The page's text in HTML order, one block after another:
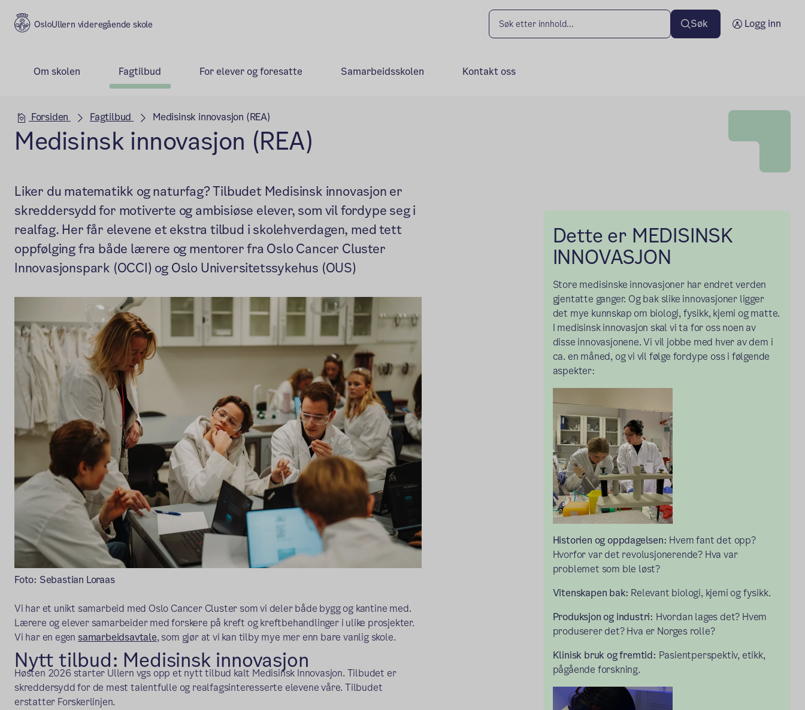
Ullern videregående skole Søk Logg inn
Om skolen Fagtilbud For elever og foresatte Samarbeidsskolen Kontakt oss
Hovedseksjon
Forsiden Fagtilbud Medisinsk innovasjon (REA)
Medisinsk innovasjon (REA)
Liker du matematikk og naturfag? Tilbudet Medisinsk innovasjon er
skreddersydd for motiverte og ambisiøse elever, som vil fordype seg i
realfag. Her får elevene et ekstra tilbud i skolehverdagen, med tett
oppfølging fra både lærere og mentorer fra Oslo Cancer Cluster
Innovasjonspark (OCCI) og Oslo Universitetssykehus (OUS)
Foto: Sebastian Loraas
Vi har et unikt samarbeid med Oslo Cancer Cluster som vi deler både bygg og kantine med.
Lærere og elever samarbeider med forskere på kreft og kreftbehandlinger i ulike prosjekter.
Vi har en egen samarbeidsavtale, som gjør at vi kan tilby mye mer enn bare vanlig skole.
Nytt tilbud: Medisinsk innovasjon
Høsten 2026 starter Ullern vgs opp et nytt tilbud kalt Medisinsk Innovasjon. Tilbudet er
skreddersydd for de mest talentfulle og realfagsinteresserte elevene våre. Tilbudet
erstatter Forskerlinjen.
Dette er MEDISINSK
INNOVASJON
Store medisinske innovasjoner har endret verden
gjentatte ganger. Og bak slike innovasjoner ligger
det mye kunnskap om biologi, fysikk, kjemi og matte.
I medisinsk innovasjon skal vi ta for oss noen av
disse innovasjonene. Vi vil jobbe med hver av dem i
ca. en måned, og vi vil følge fordype oss i følgende
aspekter:
Historien og oppdagelsen: Hvem fant det opp?
Hvorfor var det revolusjonerende? Hva var
problemet som ble løst?
Vitenskapen bak: Relevant biologi, kjemi og fysikk.
Produksjon og industri: Hvordan lages det? Hvem
produserer det? Hva er Norges rolle?
Klinisk bruk og fremtid: Pasientperspektiv, etikk,
pågående forskning.